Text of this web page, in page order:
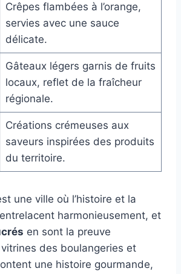
Crêpes flambées à l’orange,
servies avec une sauce
délicate.
Gâteaux légers garnis de fruits
locaux, reflet de la fraîcheur
régionale.
Créations crémeuses aux
saveurs inspirées des produits
du territoire.
une ville où l’histoire et la
harmonieusement, et
en sont la preuve
des boulangeries et
une histoire gourmande,